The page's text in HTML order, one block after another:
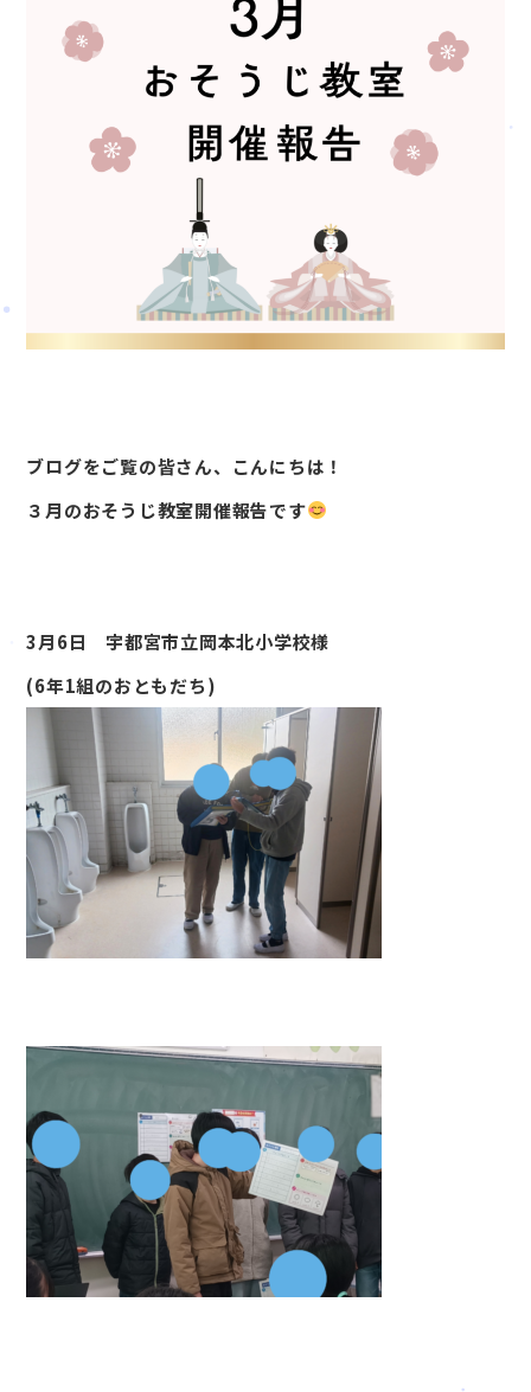
ブログをご覧の皆さん、こんにちは！
３月のおそうじ教室開催報告です
3月6日 宇都宮市立岡本北小学校様
(6年1組のおともだち)